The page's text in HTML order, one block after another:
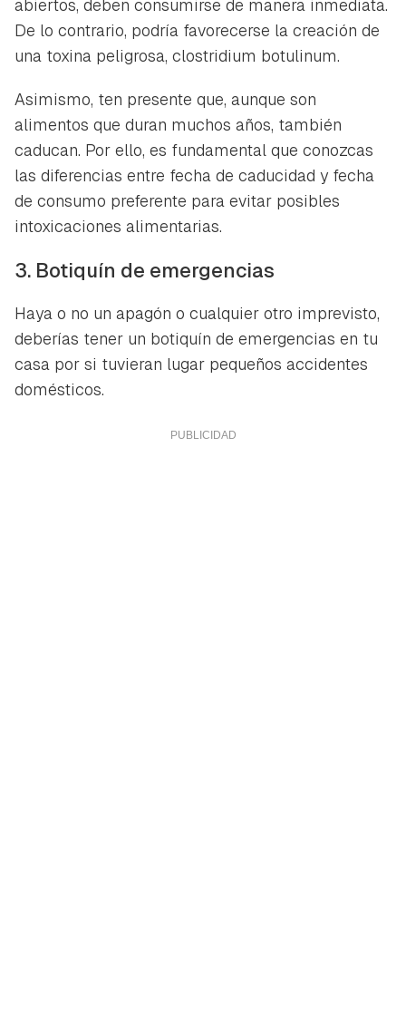
abiertos, deben consumirse de manera inmediata.
De lo contrario, podría favorecerse la creación de
una toxina peligrosa, clostridium botulinum.
Asimismo, ten presente que, aunque son
alimentos que duran muchos años, también
caducan. Por ello, es fundamental que conozcas
las diferencias entre fecha de caducidad y fecha
de consumo preferente para evitar posibles
intoxicaciones alimentarias.
3. Botiquín de emergencias
Haya o no un apagón o cualquier otro imprevisto,
deberías tener un botiquín de emergencias en tu
casa por si tuvieran lugar pequeños accidentes
domésticos.